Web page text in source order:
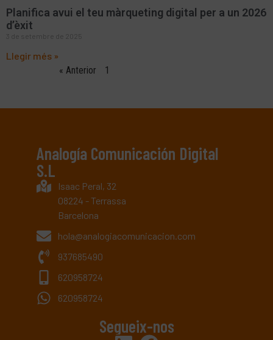
Planifica avui el teu màrqueting digital per a un 2026
d’èxit
3 de setembre de 2025
Llegir més »
« Anterior
1
Analogía Comunicación Digital
S.L
Isaac Peral, 32
08224 - Terrassa
Barcelona
hola@analogiacomunicacion.com
937685490
620958724
620958724
Segueix-nos